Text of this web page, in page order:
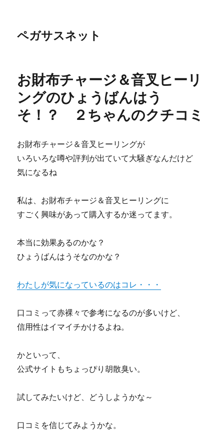
ペガサスネット
お財布チャージ＆音叉ヒーリ
ングのひょうばんはう
そ！？ ２ちゃんのクチコミ
お財布チャージ＆音叉ヒーリングが
いろいろな噂や評判が出ていて大騒ぎなんだけど
気になるね
私は、お財布チャージ＆音叉ヒーリングに
すごく興味があって購入するか迷ってます。
本当に効果あるのかな？
ひょうばんはうそなのかな？
わたしが気になっているのはコレ・・・
口コミって赤裸々で参考になるのが多いけど、
信用性はイマイチかけるよね。
かといって、
公式サイトもちょっぴり胡散臭い。
試してみたいけど、どうしようかな～
口コミを信じてみようかな。